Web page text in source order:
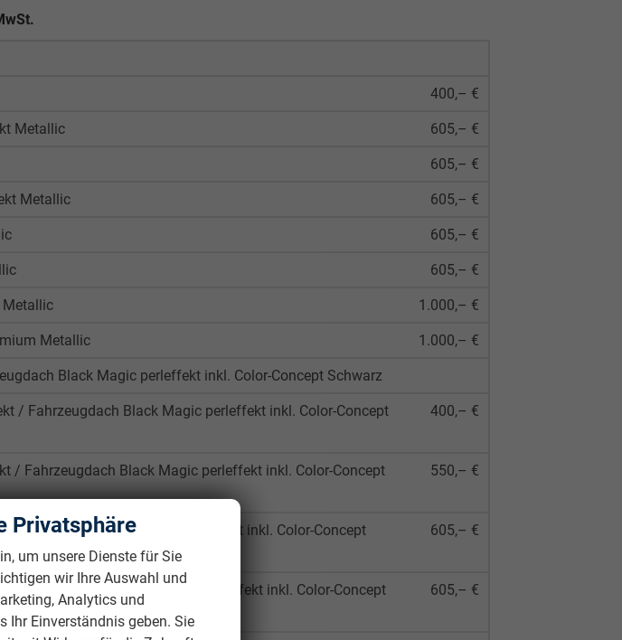
400,– €
Metallic 605,– €
605,– €
Metallic 605,– €
605,– €
605,– €
Metallic 1.000,– €
Metallic 1.000,– €
Black Magic perleffekt inkl. Color-Concept Schwarz
/ Fahrzeugdach Black Magic perleffekt inkl. Color-Concept
400,– €
/ Fahrzeugdach Black Magic perleffekt inkl. Color-Concept
550,– €
Fahrzeugdach Black Magic perleffekt inkl. Color-Concept
605,– €
/ Fahrzeugdach Black Magic perleffekt inkl. Color-Concept
605,– €
Privatsphäre
um unsere Dienste für Sie
wir Ihre Auswahl und
Analytics und
Ihr Einverständnis geben. Sie